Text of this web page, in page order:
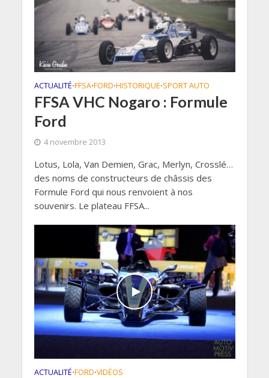
ACTUALITÉ•FFSA•FORD•HISTORIQUE•SPORT AUTO
FFSA VHC Nogaro : Formule
Ford
4 novembre 2013
Lotus, Lola, Van Demien, Grac, Merlyn, Crosslé…
des noms de constructeurs de châssis des
Formule Ford qui nous renvoient à nos
souvenirs. Le plateau FFSA...
ACTUALITÉ•FORD•VIDÉOS